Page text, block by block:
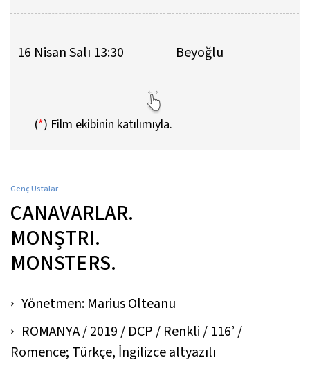
16 Nisan Salı 13:30 Beyoğlu
(*) Film ekibinin katılımıyla.
Genç Ustalar
CANAVARLAR.
MONȘTRI.
MONSTERS.
Yönetmen: Marius Olteanu
ROMANYA / 2019 / DCP / Renkli / 116’ /
Romence; Türkçe, İngilizce altyazılı